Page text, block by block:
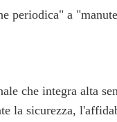
periodica" a
che integra alta
la sicurezza,